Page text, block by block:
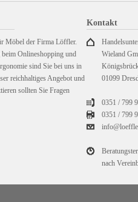
Möbel der Firma Löffler.
Onlineshopping und
sind Sie bei uns in
reichhaltiges Angebot und
sollten Sie Fragen
Kontakt
Wieland
01099
0351 / 799
0351 /799
nach